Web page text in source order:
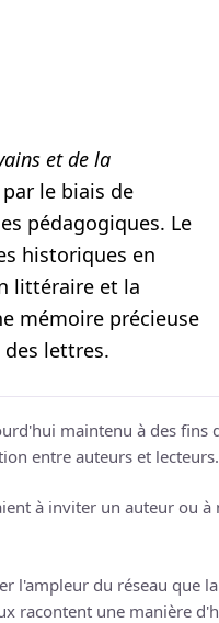
et de la
le biais de
pédagogiques. Le
historiques en
littéraire et la
mémoire précieuse
lettres.
maintenu à des fins
entre auteurs et lecteurs.
à inviter un auteur ou
l'ampleur du réseau que
racontent une manière